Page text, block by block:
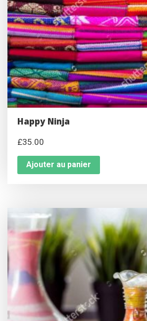
Happy Ninja
£35.00
Ajouter au panier